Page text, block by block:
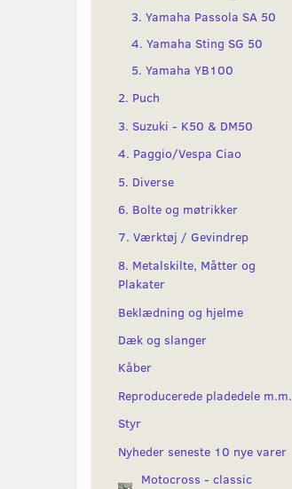
3. Yamaha Passola SA 50
4. Yamaha Sting SG 50
5. Yamaha YB100
2. Puch
3. Suzuki - K50 & DM50
4. Paggio/Vespa Ciao
5. Diverse
6. Bolte og møtrikker
7. Værktøj / Gevindrep
8. Metalskilte, Måtter og
Plakater
Beklædning og hjelme
Dæk og slanger
Kåber
Reproducerede pladedele m.m.
Styr
Nyheder seneste 10 nye varer
Motocross - classic